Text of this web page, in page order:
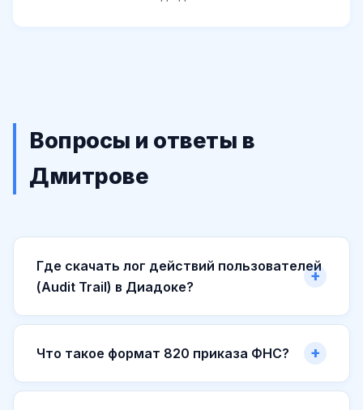
Вопросы и ответы в
Дмитрове
Где скачать лог действий пользователей
(Audit Trail) в Диадоке?
Что такое формат 820 приказа ФНС?